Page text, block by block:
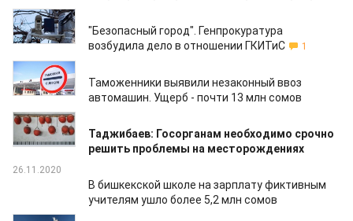
22.12.2020
"Безопасный город". Генпрокуратура
возбудила дело в отношении ГКИТиС
1
04.12.2020
Таможенники выявили незаконный ввоз
автомашин. Ущерб - почти 13 млн сомов
04.12.2020
Таджибаев: Госорганам необходимо срочно
решить проблемы на месторождениях
26.11.2020
В бишкекской школе на зарплату фиктивным
учителям ушло более 5,2 млн сомов